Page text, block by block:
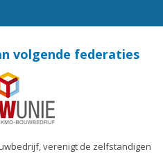
volgende federaties
verenigt de zelfstandigen